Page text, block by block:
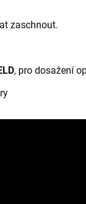
zaschnout.
, pro dosažení